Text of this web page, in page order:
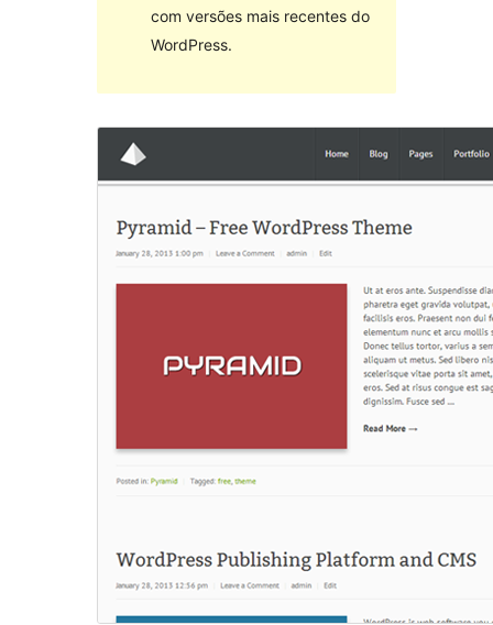
com versões mais recentes do
WordPress.